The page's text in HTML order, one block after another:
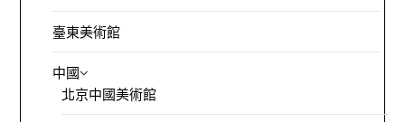
臺東美術館
中國
北京中國美術館